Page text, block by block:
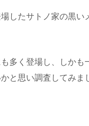
したサトノ家の黒い
多く登場し、しか
と思い調査してみま